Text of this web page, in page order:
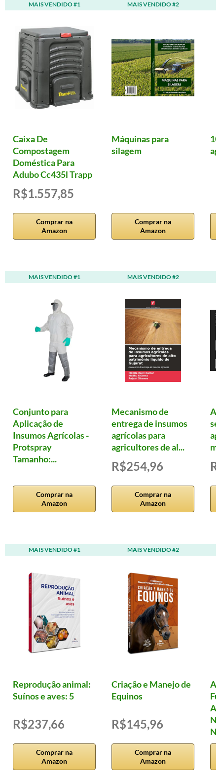
MAIS VENDIDO #1
Caixa De
Compostagem
Doméstica Para
Adubo Cc435l Trapp
R$1.557,85
Comprar na
Amazon
MAIS VENDIDO #2
Máquinas para
silagem
Comprar na
Amazon
MAIS VENDIDO #1
Conjunto para
Aplicação de
Insumos Agrícolas -
Protspray
Tamanho:...
Comprar na
Amazon
MAIS VENDIDO #2
Mecanismo de
entrega de insumos
agrícolas para
agricultores de al...
R$254,96
Comprar na
Amazon
MAIS VENDIDO #1
Reprodução animal:
Suínos e aves: 5
R$237,66
Comprar na
Amazon
MAIS VENDIDO #2
Criação e Manejo de
Equinos
R$145,96
Comprar na
Amazon